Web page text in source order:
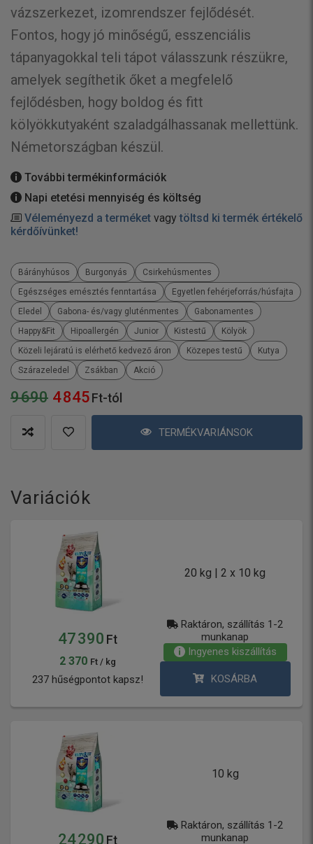
9 690 4 845 Ft-tól
TERMÉKVARIÁNSOK
vázszerkezet, izomrendszer fejlődését.
Fontos, hogy jó minőségű, esszenciális
tápanyagokkal teli tápot válasszunk részükre,
amelyek segíthetik őket a megfelelő
fejlődésben, hogy boldog és fitt
kölyökkutyaként szaladgálhassanak mellettünk.
Németországban készül.
További termékinformációk
Napi etetési mennyiség és költség
Véleményezd a terméket vagy töltsd ki termék értékelő
kérdőívünket!
Bárányhúsos Burgonyás
Csirkehúsmentes
Egészséges emésztés fenntartása
Egyetlen fehérjeforrás/húsfajta
Eledel
Gabona- és/vagy gluténmentes
Gabonamentes
Happy&Fit
Hipoallergén Junior Kistestű
Kölyök
Közeli lejáratú is elérhető kedvező áron
Közepes testű
Kutya
Szárazeledel
Zsákban Akció
Variációk
20 kg | 2 x 10 kg
47 390 Ft
2 370 Ft / kg
237 hűségpontot kapsz!
Raktáron, szállítás 1-2
munkanap
Ingyenes kiszállítás
KOSÁRBA
10 kg
24 290 Ft
Raktáron, szállítás 1-2
munkanap